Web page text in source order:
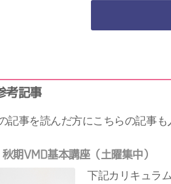
考記事
記事を読んだ方にこちらの記事も
秋期VMD基本講座（土曜集中）
下記カリキュラ